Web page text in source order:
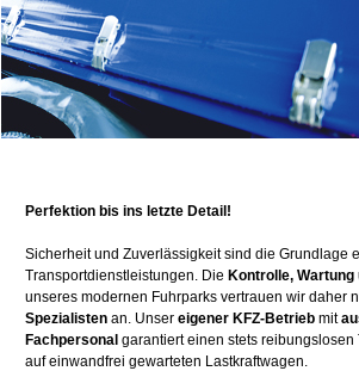
Perfektion bis ins letzte Detail!
Sicherheit und Zuverlässigkeit sind die Grundlage
Transportdienstleistungen. Die Kontrolle,
unseres modernen Fuhrparks vertrauen wir daher
Spezialisten an. Unser eigener KFZ-Betrieb mit
Fachpersonal garantiert einen stets reibungslosen
auf einwandfrei gewarteten Lastkraftwagen.